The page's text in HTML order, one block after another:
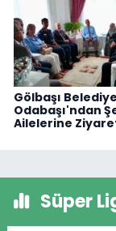
Gölbaşı
Odabaşı'ndan
Ailelerine
Süper